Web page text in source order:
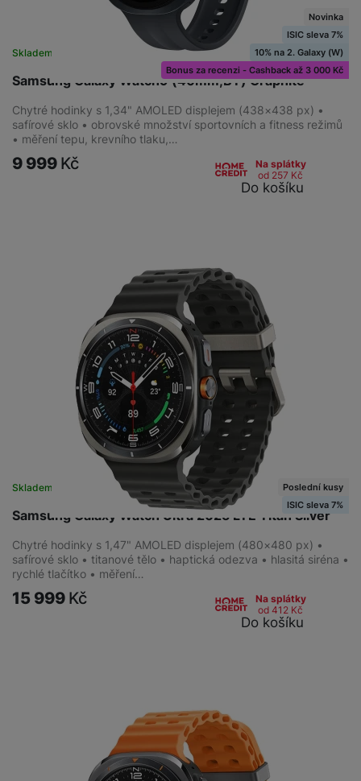
ZDRAVOTNÍ FUNKCE
Detekce chrápání 21
Měření saturace kyslíku v krvi (25)
Monitoring spánku (27)
Měření úrovně stresu
Měření tepu
Rychlé nabíjení (8)
KONEKTIVITA
Wi-fi (24)
Bluetooth
)
Samsung Galaxy Watch9 (40mm,BT) Graphite
Skladem
Novinka
ISIC sleva 7%
10% na 2. Galaxy (W)
Bonus za recenzi - Cashback až 3 000 Kč
Chytré hodinky s 1,34" AMOLED displejem (438×438 px) •
safírové sklo • obrovské množství sportovních a fitness režimů
• měření tepu, krevního tlaku,…
9 999 Kč
Na splátky
od 257 Kč
Do košíku
Samsung Galaxy Watch Ultra 2025 LTE Titan Silver
Skladem na prodejně na 3 prodejnách
Poslední kusy
ISIC sleva 7%
Chytré hodinky s 1,47" AMOLED displejem (480×480 px) •
safírové sklo • titanové tělo • haptická odezva • hlasitá siréna •
rychlé tlačítko • měření…
15 999 Kč
Na splátky
od 412 Kč
Do košíku